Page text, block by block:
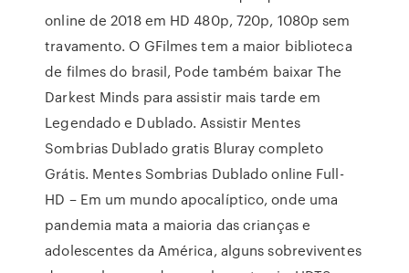
online de 2018 em HD 480p, 720p, 1080p sem
travamento. O GFilmes tem a maior biblioteca
de filmes do brasil, Pode também baixar The
Darkest Minds para assistir mais tarde em
Legendado e Dublado. Assistir Mentes
Sombrias Dublado gratis Bluray completo
Grátis. Mentes Sombrias Dublado online Full-
HD – Em um mundo apocalíptico, onde uma
pandemia mata a maioria das crianças e
adolescentes da América, alguns sobreviventes